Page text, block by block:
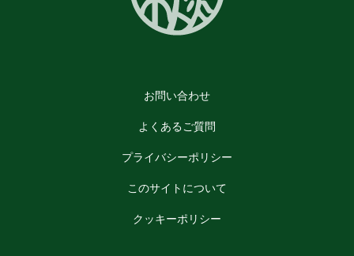
お問い合わせ
よくあるご質問
プライバシーポリシー
このサイトについて
クッキーポリシー